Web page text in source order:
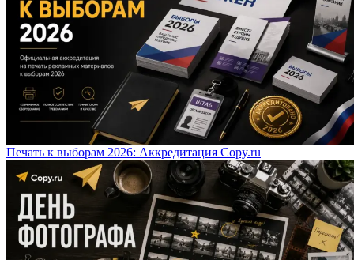
Печать к выборам 2026: Аккредитация Copy.ru